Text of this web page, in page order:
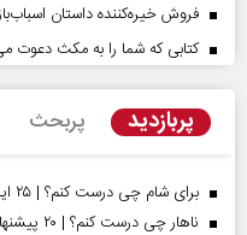
فروش خیره‌کننده داستان اسباب‌بازی ۵؛ بزرگ‌ترین افتتاحیه سال برای
کتابی که شما را به مکث دعوت
پربازدید پربحث
برای شام چی درست کنم؟ | ۲۵ ایده خوشمزه، ساده و فوری برای شام امشب
ناهار